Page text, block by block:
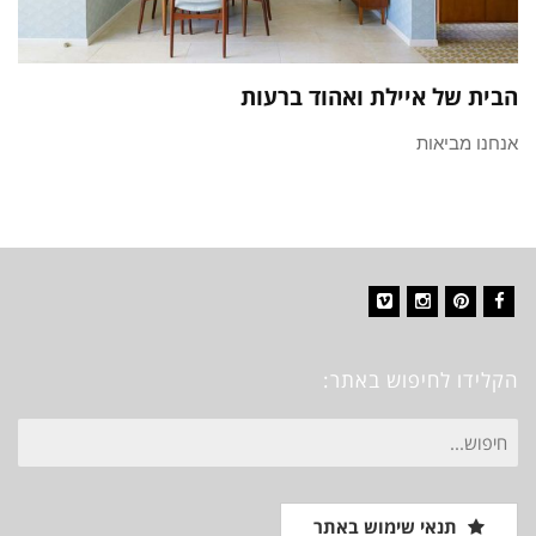
הבית של איילת ואהוד ברעות
אנחנו מביאות
הקלידו לחיפוש באתר:
חיפוש
עבור:
תנאי שימוש באתר